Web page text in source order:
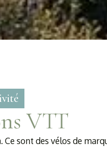
VTT
sont des vélos de